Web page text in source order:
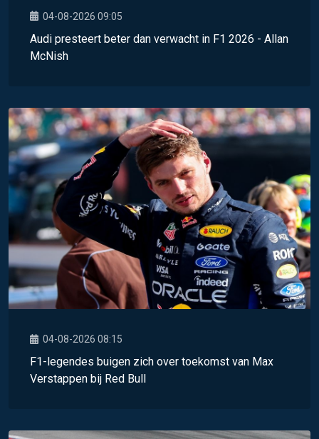
04-08-2026 09:05
Audi presteert beter dan verwacht in F1 2026 - Allan
McNish
04-08-2026 08:15
F1-legendes buigen zich over toekomst van Max
Verstappen bij Red Bull